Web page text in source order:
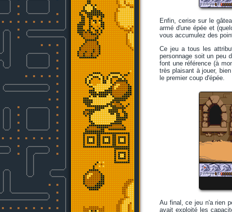
Enfin, cerise sur le
armé d'une épée et
vous accumulez des
Ce jeu a tous les
personnage soit un peu
font une référence (à
très plaisant à jouer,
le premier coup d'épée.
Au final, ce jeu n'a rien
avait exploité les